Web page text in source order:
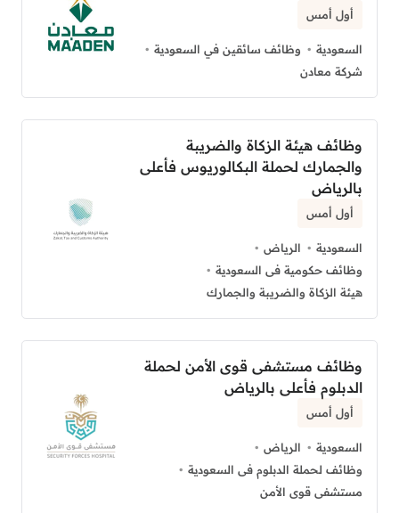
أول أمس
السعودية
وظائف سائقين في السعودية
شركة معادن
وظائف هيئة الزكاة والضريبة
والجمارك لحملة البكالوريوس فأعلى
بالرياض
أول أمس
السعودية
الرياض
وظائف حكومية فى السعودية
هيئة الزكاة والضريبة والجمارك
وظائف مستشفى قوى الأمن لحملة
الدبلوم فأعلى بالرياض
أول أمس
السعودية
الرياض
وظائف لحملة الدبلوم فى السعودية
مستشفى قوى الأمن